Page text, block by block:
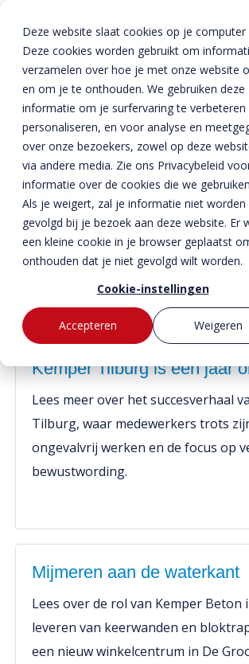
Deze website slaat cookies op je computer
Deze cookies worden gebruikt om
verzamelen over hoe je met onze website
en om je te onthouden. We gebruiken deze
informatie om je surfervaring te verbeteren
personaliseren, en voor analyse en
over onze bezoekers, zowel op deze
via andere media. Zie ons Privacybeleid
informatie over de cookies die we
Als je weigert, zal je informatie niet worden
gevolgd bij je bezoek aan deze website. Er
een kleine cookie in je browser geplaatst
onthouden dat je niet gevolgd wilt worden.
Cookie-instellingen
Accepteren
Weigeren
Bestekservice
Downloads
Werken bij
Producten
Enkelkerende keerwanden
Dubbelkerende keerwanden
Zwaarbelastbare keerwanden
Zwaluwwanden
Bloktraptreden
Oplossingen
Infra & Openbare ruimte
Sport & Recreatie
Op- en overslag
Waterkeringen
BTE Groep
Onze verhalen
Over ons
Duurzaamheid
MVO
Home »Nieuws» Kemper
Kemper
Categorieën
Nieuws
Werken bij
Kemper Tilburg is één jaar
Lees meer over het succesverhaal
Tilburg, waar medewerkers trots
ongevalvrij werken en de focus op
bewustwording.
Mijmeren aan de waterkant
Lees over de rol van Kemper Beton
leveren van keerwanden en
een nieuw winkelcentrum in De